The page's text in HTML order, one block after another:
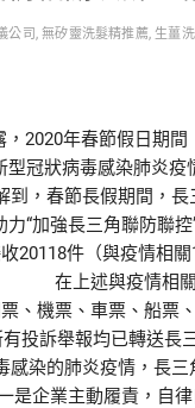
公司,無矽靈洗髮精推薦, 生薑
2020年春節假日期
冠狀病毒感染肺炎
春節長假期間，長
力“加強長三角聯防
20118件（與疫情相
在上述與疫情相
、機票、車票、船票
訴舉報均已轉送長
的肺炎疫情，長三
企業主動履責，自